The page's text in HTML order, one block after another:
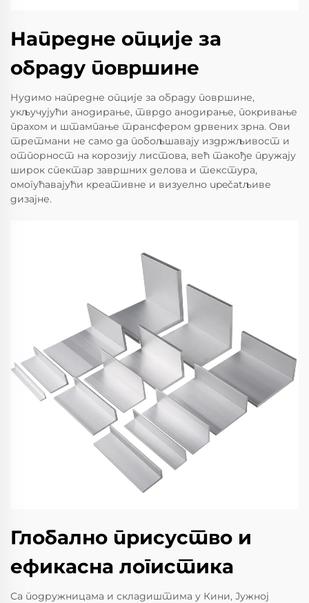
Напредне опције за
обраду површине
Нудимо напредне опције за обраду површине,
укључујући анодирање, тврдо анодирање, покривање
прахом и штампање трансфером дрвених зрна. Ови
третмани не само да побољшавају издржљивост и
отпорност на корозију листова, већ такође пружају
широк спектар завршних делова и текстура,
омогућавајући креативне и визуелно upečatљиве
дизајне.
Глобално присуство и
ефикасна логистика
Са подружницама и складиштима у Кини, Јужној